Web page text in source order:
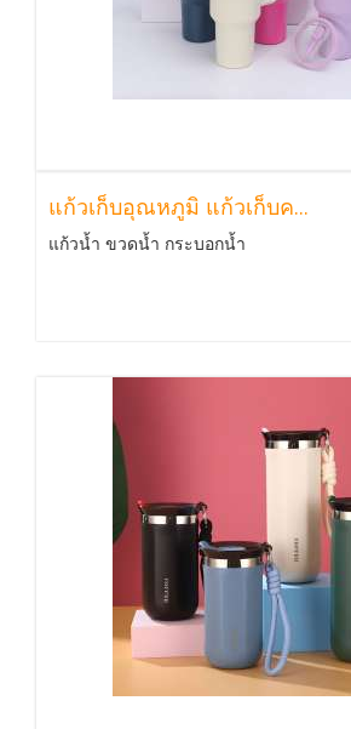
แก้วเก็บอุณหภูมิ แก้วเก็บค...
แก้วน้ำ ขวดน้ำ กระบอกน้ำ